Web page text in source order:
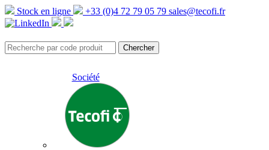
Stock en ligne +33 (0)4 72 79 05 79 sales@tecofi.fr
Société